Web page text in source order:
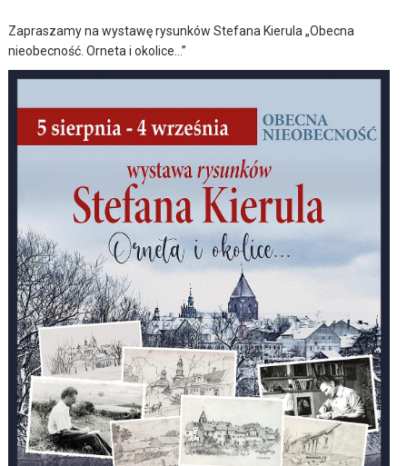
Zapraszamy na wystawę rysunków Stefana Kierula „Obecna
nieobecność. Orneta i okolice…”